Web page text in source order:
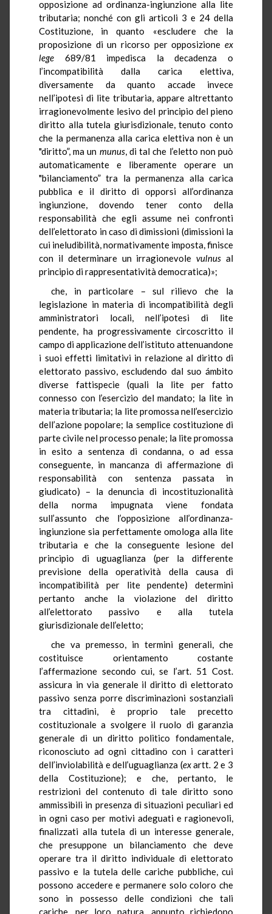
opposizione ad ordinanza-ingiunzione alla lite
tributaria; nonché con gli articoli 3 e 24 della
Costituzione, in quanto «escludere che la
proposizione di un ricorso per opposizione ex
lege 689/81 impedisca la decadenza o
l’incompatibilità dalla carica elettiva,
diversamente da quanto accade invece
nell’ipotesi di lite tributaria, appare altrettanto
irragionevolmente lesivo del principio del pieno
diritto alla tutela giurisdizionale, tenuto conto
che la permanenza alla carica elettiva non è un
"diritto”, ma un munus, di tal che l’eletto non può
automaticamente e liberamente operare un
"bilanciamento” tra la permanenza alla carica
pubblica e il diritto di opporsi all’ordinanza
ingiunzione, dovendo tener conto della
responsabilità che egli assume nei confronti
dell’elettorato in caso di dimissioni (dimissioni la
cui ineludibilità, normativamente imposta, finisce
con il determinare un irragionevolevulnus al
principio di rappresentatività democratica)»;
che, in particolare – sul rilievo che la
legislazione in materia di incompatibilità degli
amministratori locali, nell’ipotesi di lite
pendente, ha progressivamente circoscritto il
campo di applicazione dell’istituto attenuandone
i suoi effetti limitativi in relazione al diritto di
elettorato passivo, escludendo dal suo ámbito
diverse fattispecie (quali la lite per fatto
connesso con l’esercizio del mandato; la lite in
materia tributaria; la lite promossa nell’esercizio
dell’azione popolare; la semplice costituzione di
parte civile nel processo penale; la lite promossa
in esito a sentenza di condanna, o ad essa
conseguente, in mancanza di affermazione di
responsabilità con sentenza passata in
giudicato) – la denuncia di incostituzionalità
della norma impugnata viene fondata
sull’assunto che l’opposizione all’ordinanza-
ingiunzione sia perfettamente omologa alla lite
tributaria e che la conseguente lesione del
principio di uguaglianza (per la differente
previsione della operatività della causa di
incompatibilità per lite pendente) determini
pertanto anche la violazione del diritto
all’elettorato passivo e alla tutela
giurisdizionale dell’eletto;
che va premesso, in termini generali, che
costituisce orientamento costante
l’affermazione secondo cui, se l’art. 51 Cost.
assicura in via generale il diritto di elettorato
passivo senza porre discriminazioni sostanziali
tra cittadini, è proprio tale precetto
costituzionale a svolgere il ruolo di garanzia
generale di un diritto politico fondamentale,
riconosciuto ad ogni cittadino con i caratteri
dell’inviolabilità e dell’uguaglianza (exartt. 2 e 3
della Costituzione); e che, pertanto, le
restrizioni del contenuto di tale diritto sono
ammissibili in presenza di situazioni peculiari ed
in ogni caso per motivi adeguati e ragionevoli,
finalizzati alla tutela di un interesse generale,
che presuppone un bilanciamento che deve
operare tra il diritto individuale di elettorato
passivo e la tutela delle cariche pubbliche, cui
possono accedere e permanere solo coloro che
sono in possesso delle condizioni che tali
cariche, per loro natura, appunto richiedono